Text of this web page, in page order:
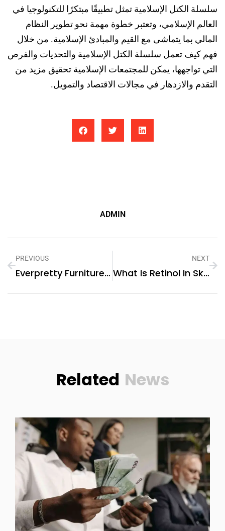
سلسلة الكتل الإسلامية تمثل تطبيقًا مبتكرًا للتكنولوجيا في
العالم الإسلامي، وتعتبر خطوة مهمة نحو تطوير النظام
المالي بما يتماشى مع القيم والمبادئ الإسلامية. من خلال
فهم كيف تعمل سلسلة الكتل الإسلامية والتحديات والفرص
التي تواجهها، يمكن للمجتمعات الإسلامية تحقيق مزيد من
التقدم والازدهار في مجالات الاقتصاد والتمويل.
ADMIN
PREVIOUS
Everpretty Furniture: Your Trusted Bunk Bed Company
NEXT
What Is Retinol In Skincare
Related News